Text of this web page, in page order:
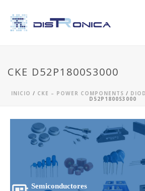
CKE D52P1800S3000
INICIO / CKE – POWER COMPONENTS /
D52P1800S3000
Semiconductores